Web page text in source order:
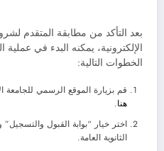
بعد التأكد من مطابقة المتقدم
الإلكترونية، يمكنه البدء في
الخطوات التالية:
قم بزيارة الموقع الرسمي للجامعة
هنا.
اختر خيار “بوابة القبول
الثانوية العامة.